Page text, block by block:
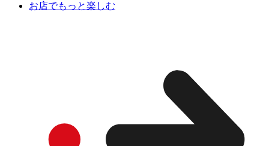
お店でもっと楽しむ